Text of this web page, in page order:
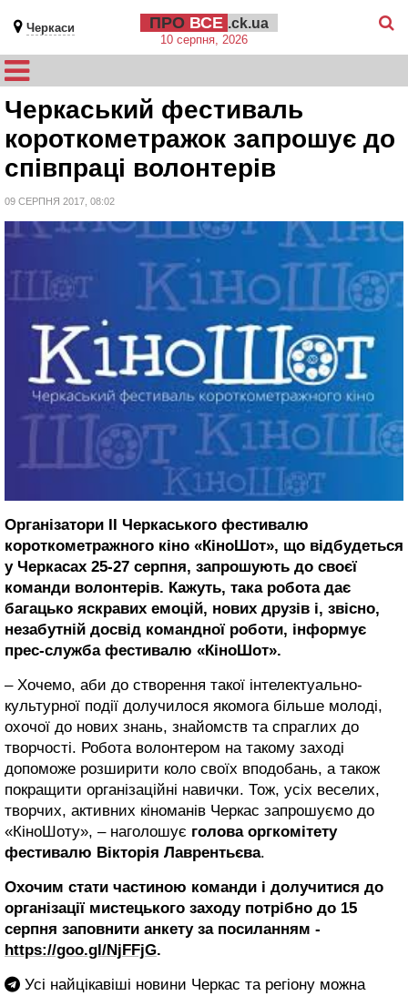
Черкаси ПРО ВСЕ .ck.ua
10 серпня, 2026
Черкаський фестиваль
короткометражок запрошує до
співпраці волонтерів
09 СЕРПНЯ 2017, 08:02
Організатори ІІ Черкаського фестивалю
короткометражного кіно «КіноШот», що відбудеться
у Черкасах 25-27 серпня, запрошують до своєї
команди волонтерів. Кажуть, така робота дає
багацько яскравих емоцій, нових друзів і, звісно,
незабутній досвід командної роботи, інформує
прес-служба фестивалю «КіноШот».
– Хочемо, аби до створення такої інтелектуально-
культурної події долучилося якомога більше молоді,
охочої до нових знань, знайомств та спраглих до
творчості. Робота волонтером на такому заході
допоможе розширити коло своїх вподобань, а також
покращити організаційні навички. Тож, усіх веселих,
творчих, активних кіноманів Черкас запрошуємо до
«КіноШоту», – наголошує голова оргкомітету
фестивалю Вікторія Лаврентьєва.
Охочим стати частиною команди і долучитися до
організації мистецького заходу потрібно до 15
серпня заповнити анкету за посиланням -
https://goo.gl/NjFFjG.
Усі найцікавіші новини Черкас та регіону можна